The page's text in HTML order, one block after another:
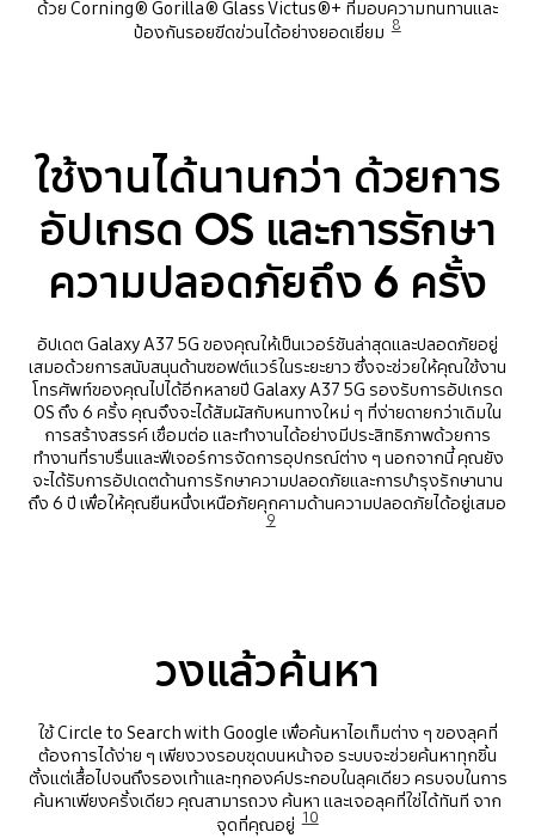
ด้วย Corning® Gorilla® Glass Victus®+ ที่มอบความทนทานและ
ป้องกันรอยขีดข่วนได้อย่างยอดเยี่ยม 8
ใช้งานได้นานกว่า ด้วยการ
อัปเกรด OS และการรักษา
ความปลอดภัยถึง 6 ครั้ง
อัปเดต Galaxy A37 5G ของคุณให้เป็นเวอร์ชันล่าสุดและปลอดภัยอยู่
เสมอด้วยการสนับสนุนด้านซอฟต์แวร์ในระยะยาว ซึ่งจะช่วยให้คุณใช้งาน
โทรศัพท์ของคุณไปได้อีกหลายปี Galaxy A37 5G รองรับการอัปเกรด
OS ถึง 6 ครั้ง คุณจึงจะได้สัมผัสกับหนทางใหม่ ๆ ที่ง่ายดายกว่าเดิมใน
การสร้างสรรค์ เชื่อมต่อ และทำงานได้อย่างมีประสิทธิภาพด้วยการ
ทำงานที่ราบรื่นและฟีเจอร์การจัดการอุปกรณ์ต่าง ๆ นอกจากนี้ คุณยัง
จะได้รับการอัปเดตด้านการรักษาความปลอดภัยและการบำรุงรักษานาน
ถึง 6 ปี เพื่อให้คุณยืนหนึ่งเหนือภัยคุกคามด้านความปลอดภัยได้อยู่เสมอ
9
วงแล้วค้นหา
ใช้ Circle to Search with Google เพื่อค้นหาไอเท็มต่าง ๆ ของลุคที่
ต้องการได้ง่าย ๆ เพียงวงรอบชุดบนหน้าจอ ระบบจะช่วยค้นหาทุกชิ้น
ตั้งแต่เสื้อไปจนถึงรองเท้าและทุกองค์ประกอบในลุคเดียว ครบจบในการ
ค้นหาเพียงครั้งเดียว คุณสามารถวง ค้นหา และเจอลุคที่ใช่ได้ทันที จาก
จุดที่คุณอยู่ 10